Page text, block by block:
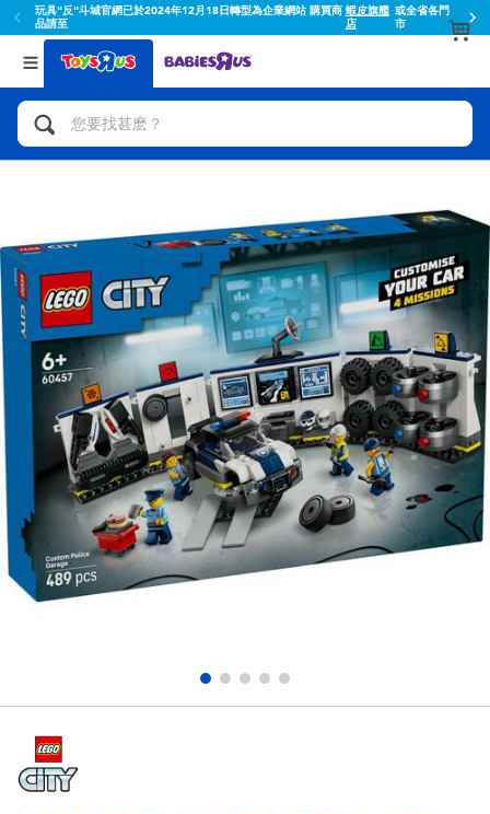
玩具"反"斗城官網已於2024年12月18日轉型為企業網站 購買商
品請至
蝦皮旗艦
店
或全省各門
市
返回
分類目錄
人氣英雄,角色扮演,射擊玩具
拼砌組合及樂高LEGO
玩具車,貨車,火車及遙控系列
手工藝,文具,蠟筆,泥膠,畫板
娃娃, 芭比,收藏公仔
電子玩具
遊戲及拼圖系列
返回
品牌
Toy Story玩具總動員
52TOYS
Fuggler
Miniso名創優品
playpop
LEGO樂高
Barbie芭比